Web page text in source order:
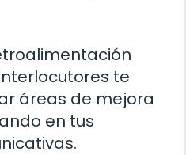
te
áreas de mejora
en tus